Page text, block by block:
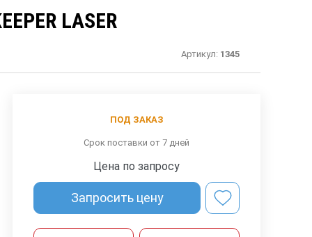
LASER
Артикул: 1345
ПОД ЗАКАЗ
Срок поставки от 7 дней
Цена по запросу
Запросить цену